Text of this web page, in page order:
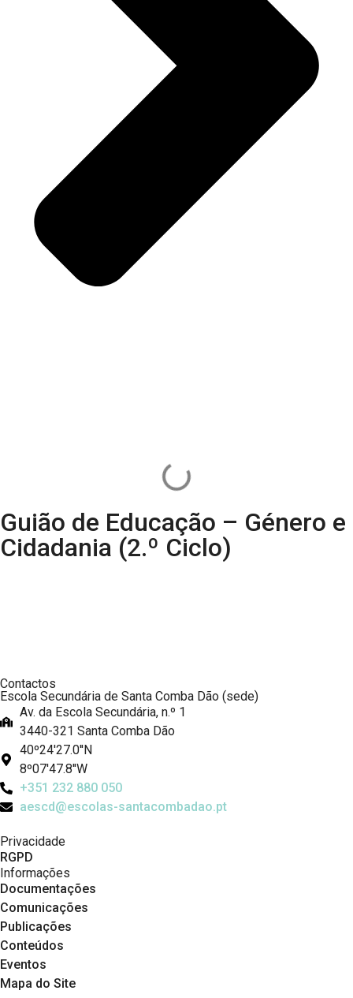
Guião de Educação – Género e
Cidadania (2.º Ciclo)
Contactos
Escola Secundária de Santa Comba Dão (sede)
Av. da Escola Secundária, n.º 1
3440-321 Santa Comba Dão
40º24'27.0''N
8º07'47.8''W
+351 232 880 050
aescd@escolas-santacombadao.pt
Privacidade
RGPD
Informações
Documentações
Comunicações
Publicações
Conteúdos
Eventos
Mapa do Site